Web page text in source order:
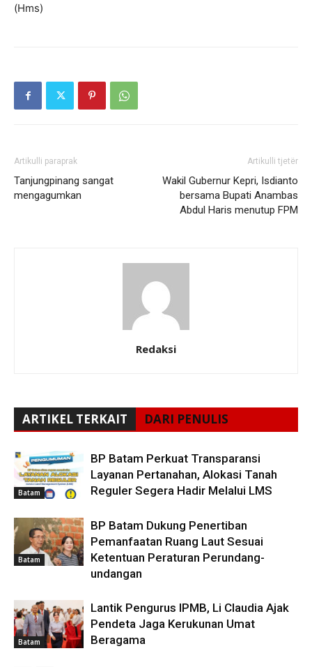
(Hms)
Artikulli paraprak
Tanjungpinang sangat
mengagumkan
Artikulli tjetër
Wakil Gubernur Kepri, Isdianto
bersama Bupati Anambas
Abdul Haris menutup FPM
Redaksi
ARTIKEL TERKAIT DARI PENULIS
Batam
BP Batam Perkuat Transparansi
Layanan Pertanahan, Alokasi Tanah
Reguler Segera Hadir Melalui LMS
Batam
BP Batam Dukung Penertiban
Pemanfaatan Ruang Laut Sesuai
Ketentuan Peraturan Perundang-
undangan
Batam
Lantik Pengurus IPMB, Li Claudia Ajak
Pendeta Jaga Kerukunan Umat
Beragama